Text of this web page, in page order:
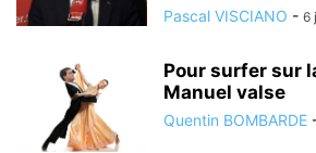
Pascal VISCIANO - 6
Pour surfer sur
Manuel valse
Quentin BOMBARDE